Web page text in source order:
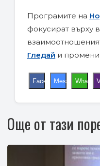
Програмите на
фокусират върху
Гледай и
FacebookMessenger
Още от тази